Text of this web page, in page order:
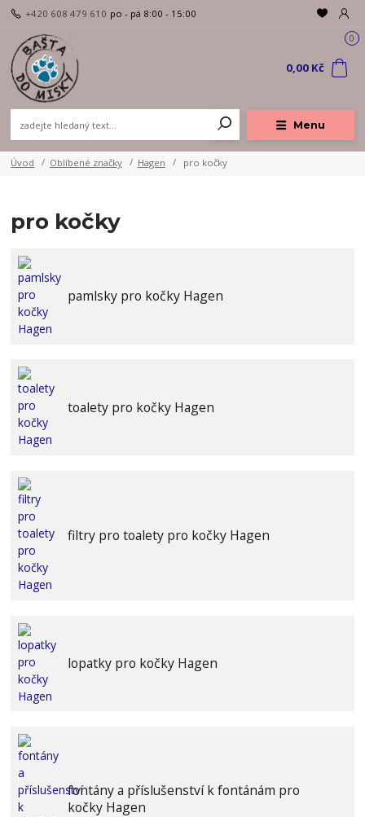
Menu
+420 608 479 610 po - pá 8:00 - 15:00
0
0,00 Kč
Úvod Oblíbené značky Hagen pro kočky
pro kočky
pamlsky pro kočky Hagen
toalety pro kočky Hagen
filtry pro toalety pro kočky Hagen
lopatky pro kočky Hagen
fontány a příslušenství k fontánám pro
kočky Hagen